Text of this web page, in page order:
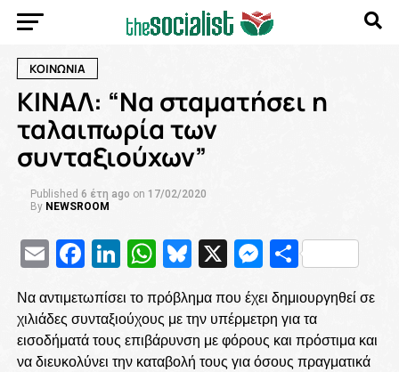
ΚΟΙΝΩΝΙΑ
ΚΙΝΑΛ: “Να σταματήσει η
ταλαιπωρία των
συνταξιούχων”
Published 6 έτη ago on 17/02/2020
By NEWSROOM
EmailFacebook
LinkedIn
WhatsApp
Bluesky
X
Να αντιμετωπίσει το πρόβλημα που έχει δημιουργηθεί σε
χιλιάδες συνταξιούχους με την υπέρμετρη για τα
εισοδήματά τους επιβάρυνση με φόρους και πρόστιμα και
να διευκολύνει την καταβολή τους για όσους πραγματικά